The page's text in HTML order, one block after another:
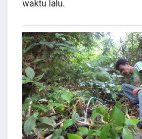
waktu lalu.